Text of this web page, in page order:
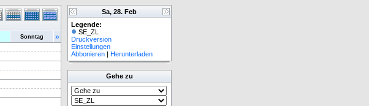
Sonntag »
Sa, 28. Feb
Legende:
SE_ZL
Druckversion
Einstellungen
Abbonieren | Herunterladen
Gehe zu